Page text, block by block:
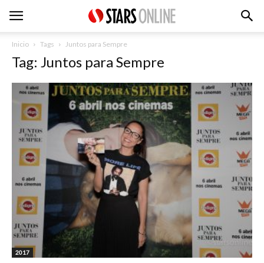
Inicio Tags Juntos para Sempre
Tag: Juntos para Sempre
2017